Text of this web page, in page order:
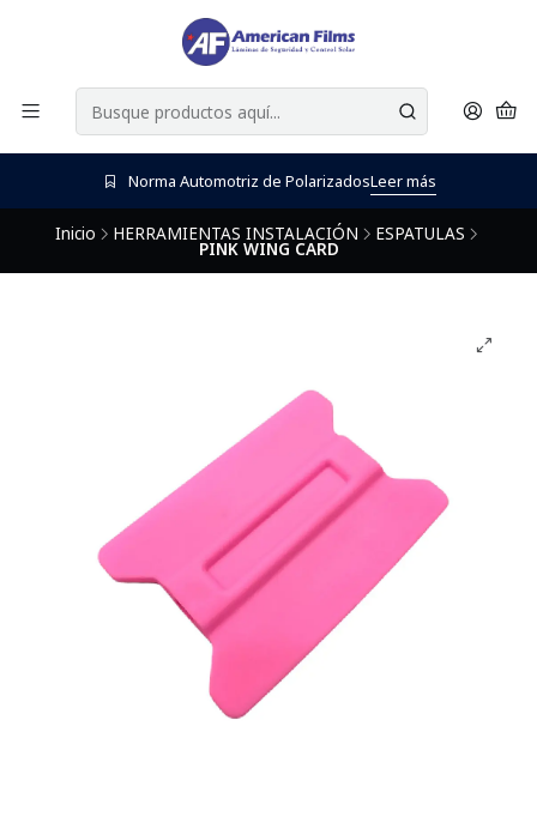
Norma Automotriz de PolarizadosLeer más
Inicio HERRAMIENTAS INSTALACIÓN ESPATULAS
PINK WING CARD